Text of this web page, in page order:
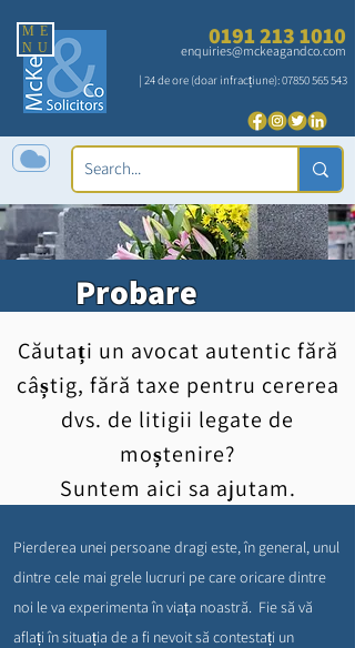
ME
NU
0191 213 1010
enquiries@mckeagandco.com
| 24 de ore (doar infracțiune):07850 565 543
Probare
litigioasă
Căutați un avocat autentic fără
câștig, fără taxe pentru cererea
dvs. de litigii legate de
moștenire?
Suntem aici sa ajutam.
Pierderea unei persoane dragi este, în general, unul
dintre cele mai grele lucruri pe care oricare dintre
noi le va experimenta în viața noastră. Fie să vă
aflați în situația de a fi nevoit să contestați un